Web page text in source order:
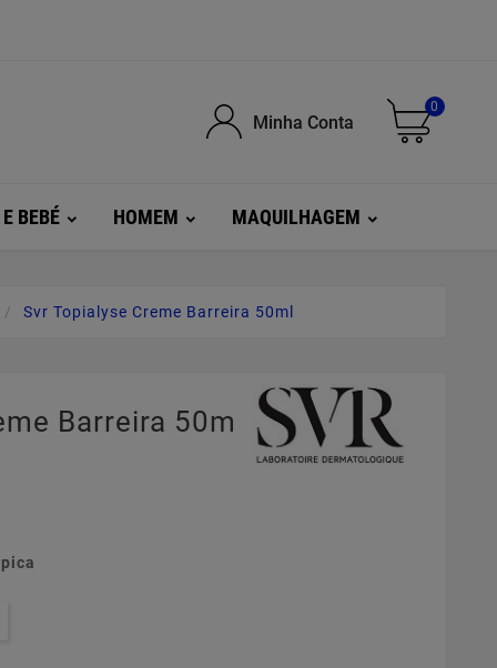
Minha Conta
0
BEBÉ HOMEM MAQUILHAGEM
Svr Topialyse Creme Barreira 50ml
Barreira 50ml